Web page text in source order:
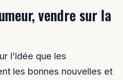
vendre sur la
l’idée que les
les bonnes nouvelles et